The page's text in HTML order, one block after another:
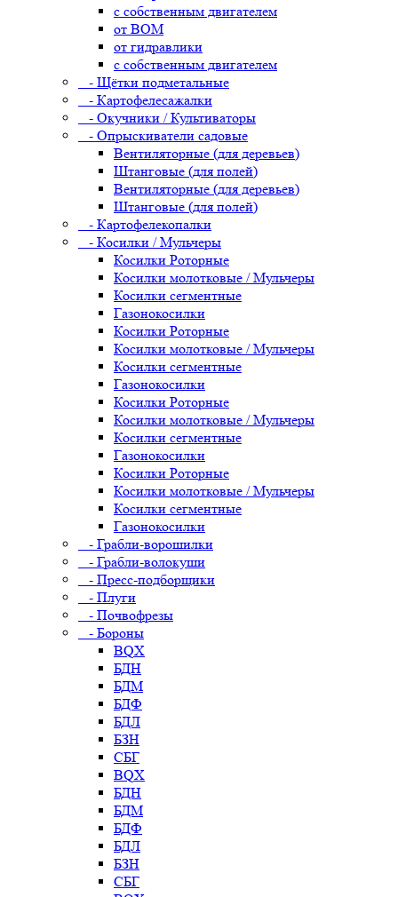
с собственным двигателем
от ВОМ
от гидравлики
с собственным двигателем
- Щётки подметальные
- Картофелесажалки
- Окучники / Культиваторы
- Опрыскиватели садовые
Вентиляторные (для деревьев)
Штанговые (для полей)
Вентиляторные (для деревьев)
Штанговые (для полей)
- Картофелекопалки
- Косилки / Мульчеры
Косилки Роторные
Косилки молотковые / Мульчеры
Косилки сегментные
Газонокосилки
Косилки Роторные
Косилки молотковые / Мульчеры
Косилки сегментные
Газонокосилки
Косилки Роторные
Косилки молотковые / Мульчеры
Косилки сегментные
Газонокосилки
Косилки Роторные
Косилки молотковые / Мульчеры
Косилки сегментные
Газонокосилки
- Грабли-ворошилки
- Грабли-волокуши
- Пресс-подборщики
- Плуги
- Почвофрезы
- Бороны
BQX
БДН
БДМ
БДФ
БДЛ
БЗН
СБГ
BQX
БДН
БДМ
БДФ
БДЛ
БЗН
СБГ